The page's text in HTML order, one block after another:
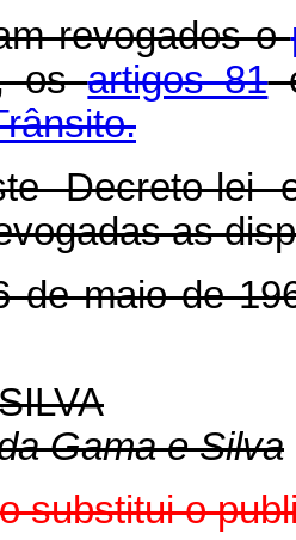
revogados o
osartigos 81
Decreto-lei
as
de maio de
Gama e Silva
substitui o